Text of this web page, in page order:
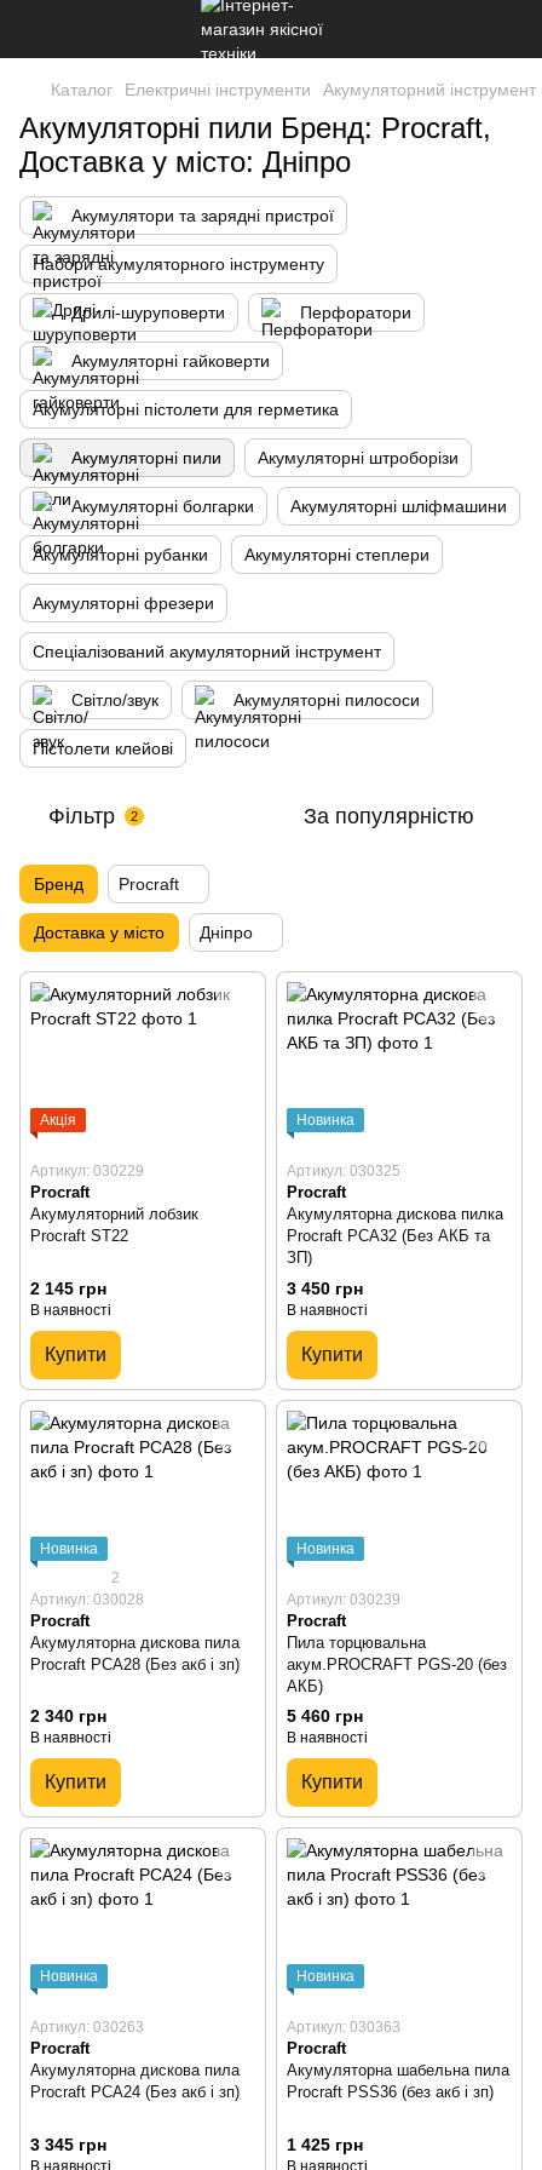
Каталог Електричні інструменти Акумуляторний інструмент
Акумуляторні пили Бренд: Procraft,
Доставка у місто: Дніпро
Акумулятори та зарядні пристрої
Набори акумуляторного інструменту
Дрилі-шуруповерти Перфоратори
Акумуляторні гайковерти
Акумуляторні пістолети для герметика
Акумуляторні пили Акумуляторні штроборізи
Акумуляторні болгарки Акумуляторні шліфмашини
Акумуляторні рубанки Акумуляторні степлери
Акумуляторні фрезери
Спеціалізований акумуляторний інструмент
Світло/звук Акумуляторні пилососи
Пістолети клейові
Фільтр 2 За популярністю
Бренд Procraft
Доставка у місто Дніпро
Акція
Артикул: 030229
Procraft
Акумуляторний лобзик
Procraft ST22
2 145 грн
В наявності
Купити
Новинка
Артикул: 030325
Procraft
Акумуляторна дискова пилка
Procraft PCA32 (Без АКБ та
ЗП)
3 450 грн
В наявності
Купити
Новинка
2
Артикул: 030028
Procraft
Акумуляторна дискова пила
Procraft PCA28 (Без акб і зп)
2 340 грн
В наявності
Купити
Новинка
Артикул: 030239
Procraft
Пила торцювальна
акум.PROCRAFT PGS-20 (без
АКБ)
5 460 грн
В наявності
Купити
Новинка
Артикул: 030263
Procraft
Акумуляторна дискова пила
Procraft PCA24 (Без акб і зп)
3 345 грн
В наявності
Новинка
Артикул: 030363
Procraft
Акумуляторна шабельна пила
Procraft PSS36 (без акб і зп)
1 425 грн
В наявності